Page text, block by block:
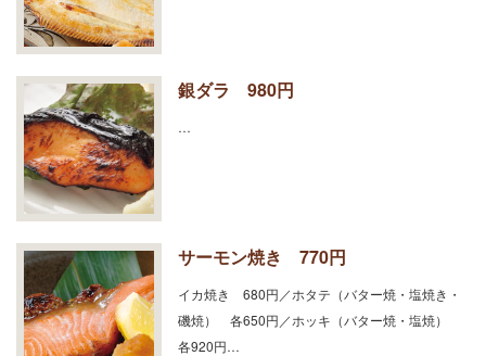
銀ダラ 980円
…
サーモン焼き 770円
イカ焼き 680円／ホタテ（バター焼・塩焼き・
磯焼） 各650円／ホッキ（バター焼・塩焼）
各920円…